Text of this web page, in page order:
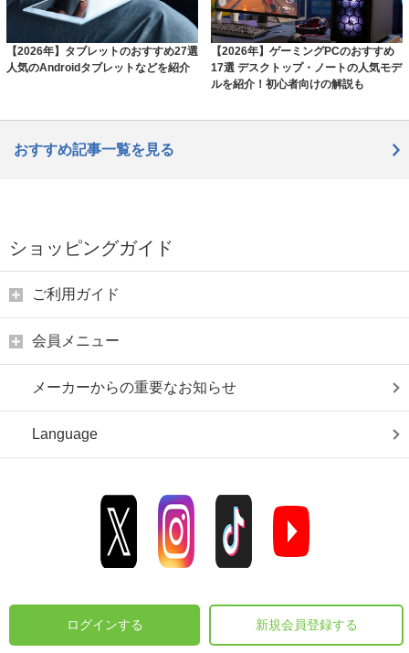
【2026年】タブレットのおすすめ27選
人気のAndroidタブレットなどを紹介
【2026年】ゲーミングPCのおすすめ
17選 デスクトップ・ノートの人気モデ
ルを紹介！初心者向けの解説も
おすすめ記事一覧を見る
ショッピングガイド
ご利用ガイド
会員メニュー
メーカーからの重要なお知らせ
Language
ログインする 新規会員登録する